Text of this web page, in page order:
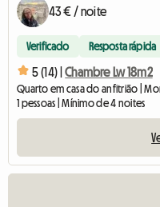
43 € / noite
Verificado Resposta rápida
5 (14) | Chambre Lw 18m2
Quarto em casa do anfitrião |
1 pessoas | Mínimo de 4 noites